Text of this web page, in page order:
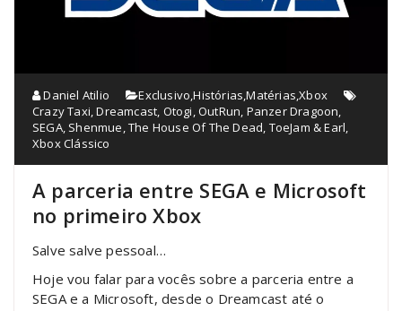
Daniel Atilio Exclusivo,Histórias,Matérias,Xbox
Crazy Taxi,Dreamcast, Otogi,OutRun, Panzer Dragoon,
SEGA, Shenmue,The House Of The Dead, ToeJam & Earl,
Xbox Clássico
A parceria entre SEGA e Microsoft
no primeiro Xbox
Salve salve pessoal…
Hoje vou falar para vocês sobre a parceria entre a
SEGA e a Microsoft, desde o Dreamcast até o